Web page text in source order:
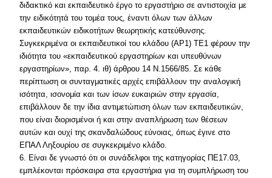
διδακτικό και εκπαιδευτικό έργο το εργαστήριο σε αντιστοιχία με
την ειδικότητά του τομέα τους, έναντι όλων των άλλων
εκπαιδευτικών ειδικοτήτων θεωρητικής κατεύθυνσης.
Συγκεκριμένα οι εκπαιδευτικοί του κλάδου (ΑΡ1) ΤΕ1 φέρουν την
ιδιότητα του «εκπαιδευτικού εργαστηρίων και υπευθύνων
εργαστηρίων», παρ. 4. ιθ) άρθρου 14 Ν.1566/85. Σε κάθε
περίπτωση οι συνταγματικές αρχές επιβάλλουν την αναλογική
ισότητα, ισονομία και των ίσων ευκαιριών στην εργασία,
επιβάλλουν δε την ίδια αντιμετώπιση όλων των εκπαιδευτικών,
που είναι διορισμένοι ή και στην αναπλήρωση των θέσεων
αυτών και ουχί της σκανδαλώδους εύνοιας, όπως έγινε στο
ΕΠΑΛ Ληξουρίου σε συγκεκριμένο κλάδο.
6. Είναι δε γνωστό ότι οι συνάδελφοι της κατηγορίας ΠΕ17.03,
εμπλέκονται πρόσκαιρα στα εργαστήρια για τη συμπλήρωση του